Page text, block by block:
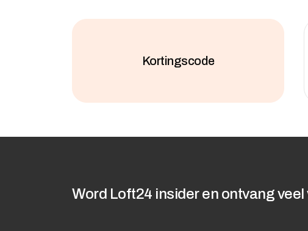
Kortingscode
Word Loft24 insider en ontvang veel